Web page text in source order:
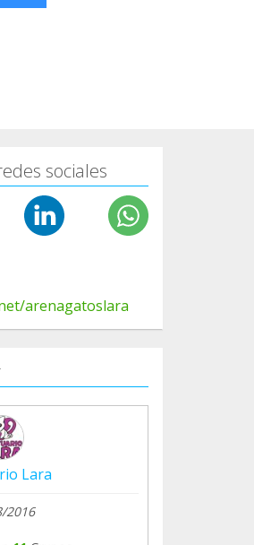
sociales
arenagatoslara
Lara
2016